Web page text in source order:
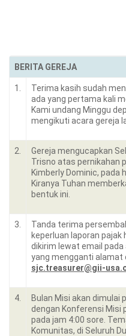
BERITA GEREJA
1.
Terima kasih sudah
ada yang pertama kali
Kami undang Minggu
mengikuti acara gereja
2.
Gereja mengucapkan
Trisno atas pernikahan
Kimberly Dominic, pada
Kiranya Tuhan
bentuk ini.
3.
Tanda terima
keperluan laporan
dikirim lewat email pada
yang mengganti alamat
sjc.treasurer@gii-
4.
Bulan Misi akan dimulai
dengan Konferensi Misi
pada jam 4:00 sore.
Komunitas, di Seluruh